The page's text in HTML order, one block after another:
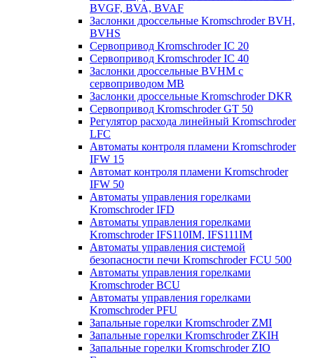
BVGF, BVA, BVAF
Заслонки дроссельные Kromschroder BVH,
BVHS
Сервопривод Kromschroder IC 20
Сервопривод Kromschroder IC 40
Заслонки дроссельные BVHM с
сервоприводом МВ
Заслонки дроссельные Kromschroder DKR
Cервопривод Kromschroder GT 50
Регулятор расхода линейный Kromschroder
LFC
Автоматы контроля пламени Kromschroder
IFW 15
Автомат контроля пламени Kromschroder
IFW 50
Автоматы управления горелками
Kromschroder IFD
Автоматы управления горелками
Kromschroder IFS110IM, IFS111IM
Автоматы управления системой
безопасности печи Kromschroder FCU 500
Автоматы управления горелками
Kromschroder BCU
Автоматы управления горелками
Kromschroder PFU
Запальные горелки Kromschroder ZМI
Запальные горелки Kromschroder ZKIH
Запальные горелки Kromschroder ZIO